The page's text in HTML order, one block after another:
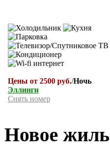
Цены от 2500 руб./Ночь
Эллинги
Снять номер
Новое